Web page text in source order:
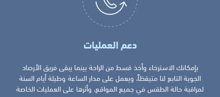
دعم العمليات
بإمكانك الاسترخاء وأخذ قسط من الراحة بينما يبقى فريق الأرصاد
الجوية التابع لنا متيقظاً، ويعمل على مدار الساعة وطيلة أيام السنة
لمراقبة حالة الطقس في جميع المواقع، وأثرها على العمليات الخاصة